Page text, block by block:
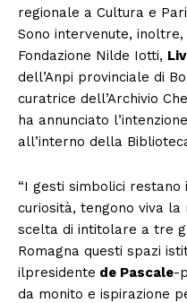
regionale a Cultura e
Sono intervenute,
Fondazione Nilde Iotti,
dell’Anpi provinciale di
curatrice dell’Archivio
ha annunciato
all’interno della
“I gesti simbolici
curiosità, tengono viva
scelta di intitolare a tre
Romagna questi spazi
ilpresidente de Pascale-
da monito e ispirazione